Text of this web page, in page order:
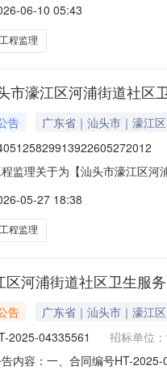
政管理的中介服务项目采购）
06-10 05:43
工程监理
市濠江区河浦街道社区
告 广东省｜汕头市｜濠江区
监理关于为【汕头市濠江区
服务中心电梯加装项目工程监
230,788
05-27 18:38
工程监理
区河浦街道社区卫生服
告 广东省｜汕头市｜濠江区
2025-04335561 招标单位：
内容：一、合同编号HT-